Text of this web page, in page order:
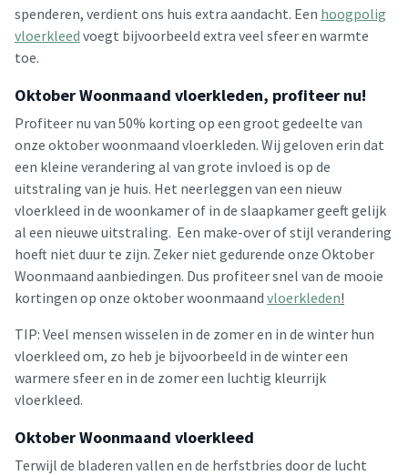
spenderen, verdient ons huis extra aandacht. Een hoogpolig
vloerkleed voegt bijvoorbeeld extra veel sfeer en warmte
toe.
Oktober Woonmaand vloerkleden, profiteer nu!
Profiteer nu van 50% korting op een groot gedeelte van
onze oktober woonmaand vloerkleden. Wij geloven erin dat
een kleine verandering al van grote invloed is op de
uitstraling van je huis. Het neerleggen van een nieuw
vloerkleed in de woonkamer of in de slaapkamer geeft gelijk
al een nieuwe uitstraling. Een make-over of stijl verandering
hoeft niet duur te zijn. Zeker niet gedurende onze Oktober
Woonmaand aanbiedingen. Dus profiteer snel van de mooie
kortingen op onze oktober woonmaand vloerkleden!
TIP: Veel mensen wisselen in de zomer en in de winter hun
vloerkleed om, zo heb je bijvoorbeeld in de winter een
warmere sfeer en in de zomer een luchtig kleurrijk
vloerkleed.
Oktober Woonmaand vloerkleed
Terwijl de bladeren vallen en de herfstbries door de lucht